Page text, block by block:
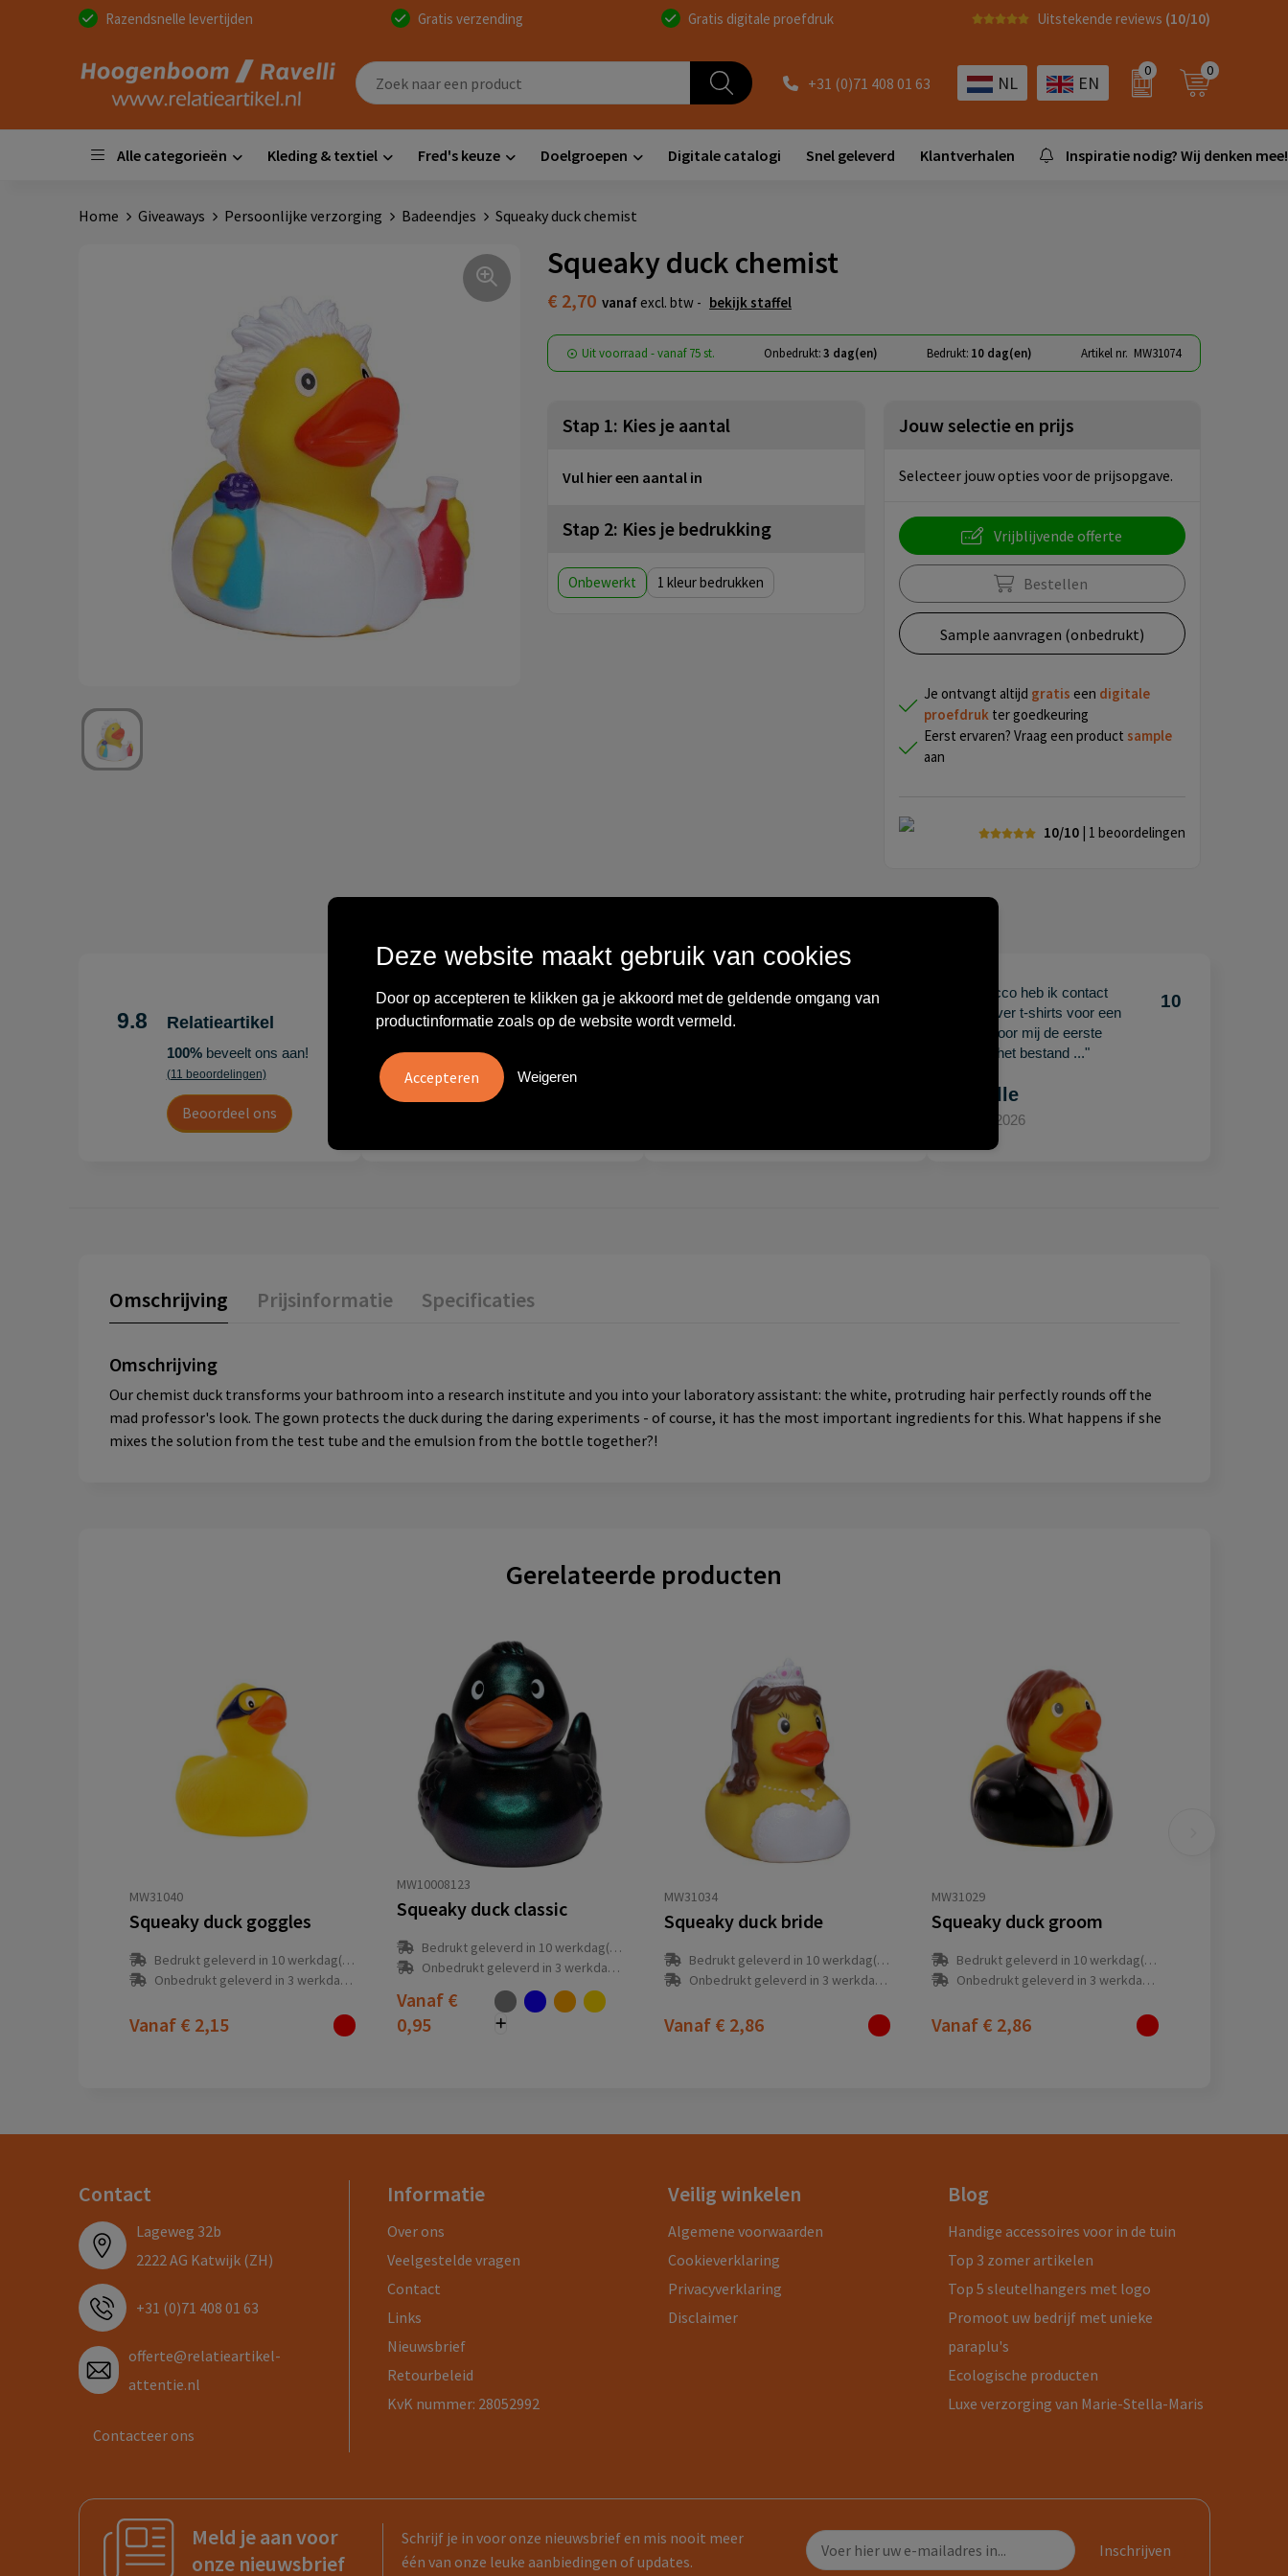
Razendsnelle levertijden Gratis verzending Gratis digitale proefdruk Uitstekende reviews (10/10)
+31 (0)71 408 01 63 NL EN
0 0
Alle categorieën Kleding & textiel Fred's keuze Doelgroepen Digitale catalogi Snel geleverd Klantverhalen Inspiratie nodig? Wij denken mee!
Home Giveaways Persoonlijke verzorging Badeendjes Squeaky duck chemist
Squeaky duck chemist
€ 2,70 vanaf excl. btw - bekijk staffel
Uit voorraad -vanaf75 st. Onbedrukt:3 dag(en) Bedrukt: 10 dag(en) Artikel nr. MW31074
Stap 1: Kies je aantal
Vul hier een aantal in
Stap 2: Kies je bedrukking
Onbewerkt 1
Jouw selectie en prijs
Selecteer jouw opties voor de prijsopgave.
Vrijblijvende offerte
Bestellen
Sample aanvragen (onbedrukt)
Je ontvangt altijd gratis een digitale
proefdrukter goedkeuring
Eerst ervaren? Vraag een product sample
aan
10/10 | 1 beoordelingen
Wat anderen zeggen
9.8 Relatieartikel
100%beveelt ons aan!
(11 beoordelingen)
Beoordeel ons
"Erg tevreden over
Hoogenboom/Ravelli Relatie
persoonlijk en prettig, we w..."
10
Leontien
"Ze denken in oplossingen.
De bestelde artikelen waren
10
"Met Jacco heb ik contact
gehad over t-shirts voor een
beurs. Voor mij de eerste
keer en het bestand ..."
10
Mariëlle
15 april 2026
Omschrijving Prijsinformatie Specificaties
Omschrijving
Our chemist duck transforms your bathroom into a research institute and you into your laboratory assistant: the white, protruding hair perfectly rounds off the
mad professor's look. The gown protects the duck during the daring experiments - of course, it has the most important ingredients for this. What happens if she
mixes the solution from the test tube and the emulsion from the bottle together?!
Gerelateerde producten
MW31040
Squeaky duck goggles
Bedrukt geleverd in 10 werkdag(en)
Onbedrukt geleverd in 3 werkdag(en)
Vanaf € 2,15
MW10008123
Squeaky duck classic
Bedrukt geleverd in 10 werkdag(en)
Onbedrukt geleverd in 3 werkdag(en)
Vanaf €
0,95
MW31034
Squeaky duck bride
Bedrukt geleverd in 10 werkdag(en)
Onbedrukt geleverd in 3 werkdag(en)
Vanaf € 2,86
MW31029
Squeaky duck groom
Bedrukt geleverd in 10 werkdag(en)
Onbedrukt geleverd in 3 werkdag(en)
Vanaf € 2,86
Contact
Lageweg 32b
2222 AG Katwijk (ZH)
+31 (0)71 408 01 63
offerte@relatieartikel-
attentie.nl
Contacteer ons
Informatie
Over ons
Veelgestelde vragen
Contact
Links
Nieuwsbrief
Retourbeleid
KvK nummer: 28052992
Veilig winkelen
Algemene voorwaarden
Cookieverklaring
Privacyverklaring
Disclaimer
Blog
Handige accessoires voor in de tuin
Top 3 zomer artikelen
Top 5 sleutelhangers met logo
Promoot uw bedrijf met unieke
paraplu's
Ecologische producten
Luxe verzorging van Marie-Stella-Maris
Meld je aan voor
onze nieuwsbrief
Schrijf je in voor onze nieuwsbrief en mis nooit meer
één van onze leuke aanbiedingen of updates.
Deze website maakt gebruik van cookies
Door op accepteren te klikken ga je akkoord met de geldende omgang van
productinformatie zoals op de website wordt vermeld.
Weigeren